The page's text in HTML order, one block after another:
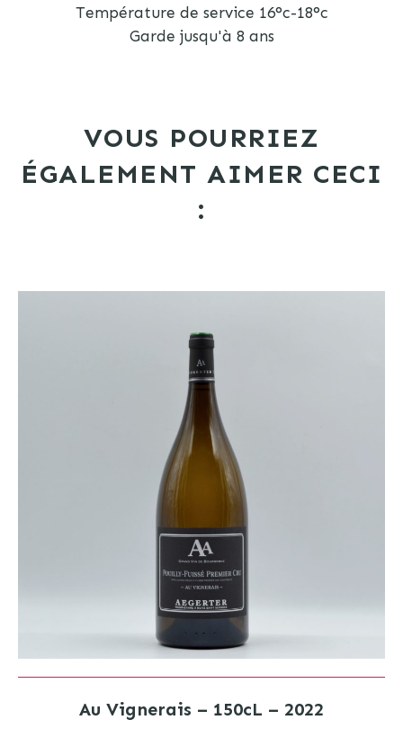
Température de service 16°c-18°c
Garde jusqu'à 8 ans
VOUS POURRIEZ
ÉGALEMENT AIMER CECI
:
Au Vignerais – 150cL – 2022